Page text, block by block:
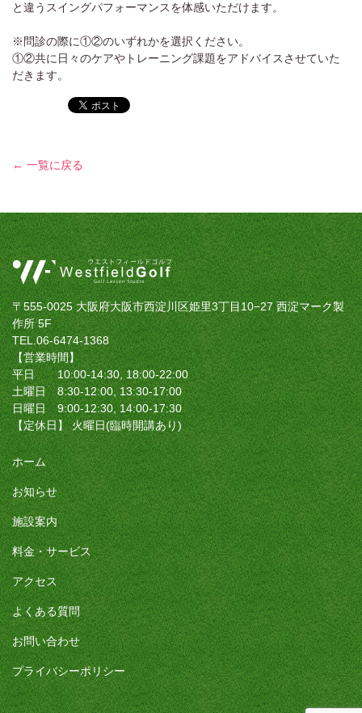
と違うスイングパフォーマンスを体感いただけます。
※問診の際に①②のいずれかを選択ください。
①②共に日々のケアやトレーニング課題をアドバイスさせていた
だきます。
← 一覧に戻る
〒555-0025 大阪府大阪市西淀川区姫里3丁目10−27 西淀マーク製
作所 5F
TEL.06-6474-1368
【営業時間】
平日 10:00-14:30, 18:00-22:00
土曜日 8:30-12:00, 13:30-17:00
日曜日 9:00-12:30, 14:00-17:30
【定休日】 火曜日(臨時開講あり)
ホーム
お知らせ
施設案内
料金・サービス
アクセス
よくある質問
お問い合わせ
プライバシーポリシー